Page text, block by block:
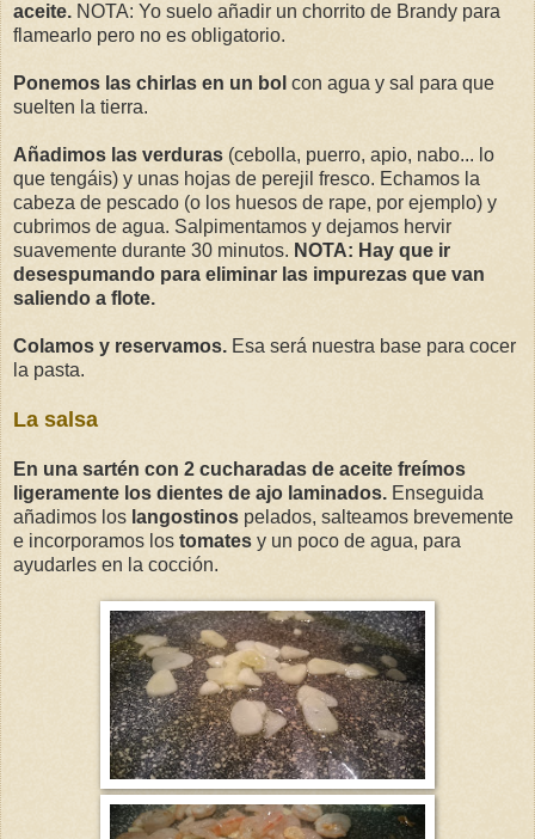
aceite. NOTA: Yo suelo añadir un chorrito de Brandy para
flamearlo pero no es obligatorio.
Ponemos las chirlas en un bol con agua y sal para que
suelten la tierra.
Añadimos las verduras (cebolla, puerro, apio, nabo... lo
que tengáis) y unas hojas de perejil fresco. Echamos la
cabeza de pescado (o los huesos de rape, por ejemplo) y
cubrimos de agua. Salpimentamos y dejamos hervir
suavemente durante 30 minutos. NOTA: Hay que ir
desespumando para eliminar las impurezas que van
saliendo a flote.
Colamos y reservamos. Esa será nuestra base para cocer
la pasta.
La salsa
En una sartén con 2 cucharadas de aceite freímos
ligeramente los dientes de ajo laminados. Enseguida
añadimos los langostinos pelados, salteamos brevemente
e incorporamos los tomates y un poco de agua, para
ayudarles en la cocción.